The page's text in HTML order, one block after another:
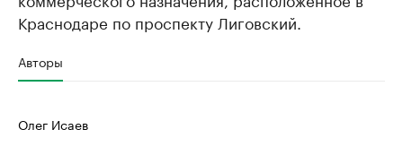
Краснодаре по проспекту Лиговский.
Авторы
Олег Исаев